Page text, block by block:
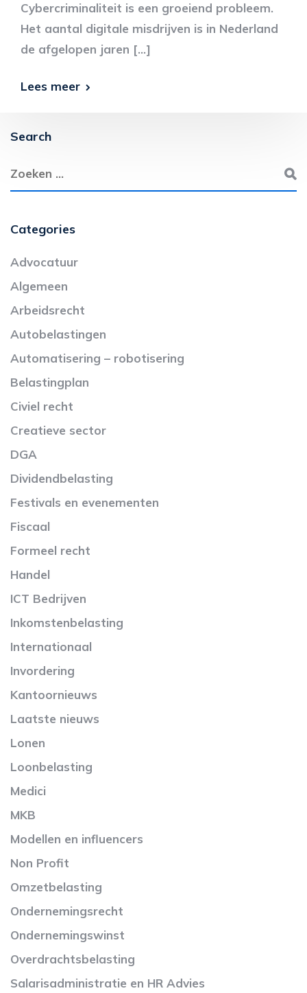
Cybercriminaliteit is een groeiend probleem.
Het aantal digitale misdrijven is in Nederland
de afgelopen jaren […]
Lees meer
Search
Categories
Advocatuur
Algemeen
Arbeidsrecht
Autobelastingen
Automatisering – robotisering
Belastingplan
Civiel recht
Creatieve sector
DGA
Dividendbelasting
Festivals en evenementen
Fiscaal
Formeel recht
Handel
ICT Bedrijven
Inkomstenbelasting
Internationaal
Invordering
Kantoornieuws
Laatste nieuws
Lonen
Loonbelasting
Medici
MKB
Modellen en influencers
Non Profit
Omzetbelasting
Ondernemingsrecht
Ondernemingswinst
Overdrachtsbelasting
Salarisadministratie en HR Advies